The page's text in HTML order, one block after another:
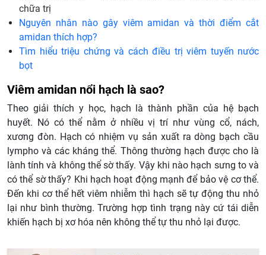
chữa trị
Nguyên nhân nào gây viêm amidan và thời điểm cắt
amidan thích hợp?
Tìm hiểu triệu chứng và cách điều trị viêm tuyến nước
bọt
Viêm amidan nổi hạch là sao?
Theo giải thích y học, hạch là thành phần của hệ bạch
huyết. Nó có thể nằm ở nhiều vị trí như vùng cổ, nách,
xương đòn. Hạch có nhiệm vụ sản xuất ra dòng bạch cầu
lympho và các kháng thể. Thông thường hạch được cho là
lành tính và không thể sờ thấy. Vậy khi nào hạch sưng to và
có thể sờ thấy? Khi hạch hoạt động mạnh để bảo vệ cơ thể.
Đến khi cơ thể hết viêm nhiễm thì hạch sẽ tự động thu nhỏ
lại như bình thường. Trường hợp tình trạng này cứ tái diễn
khiến hạch bị xơ hóa nên không thể tự thu nhỏ lại được.